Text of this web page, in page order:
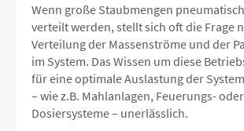
Wenn große Staubmengen
verteilt werden, stellt sich oft die Frage
Verteilung der Massenströme und der
im System. Das Wissen um diese
für eine optimale Auslastung der
– wie z.B. Mahlanlagen, Feuerungs- oder
Dosiersysteme – unerlässlich.